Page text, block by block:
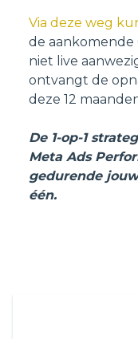
Via deze weg
de aankomende
niet live
ontvangt de
deze 12
De 1-op-1
Meta Ads
gedurende
één.